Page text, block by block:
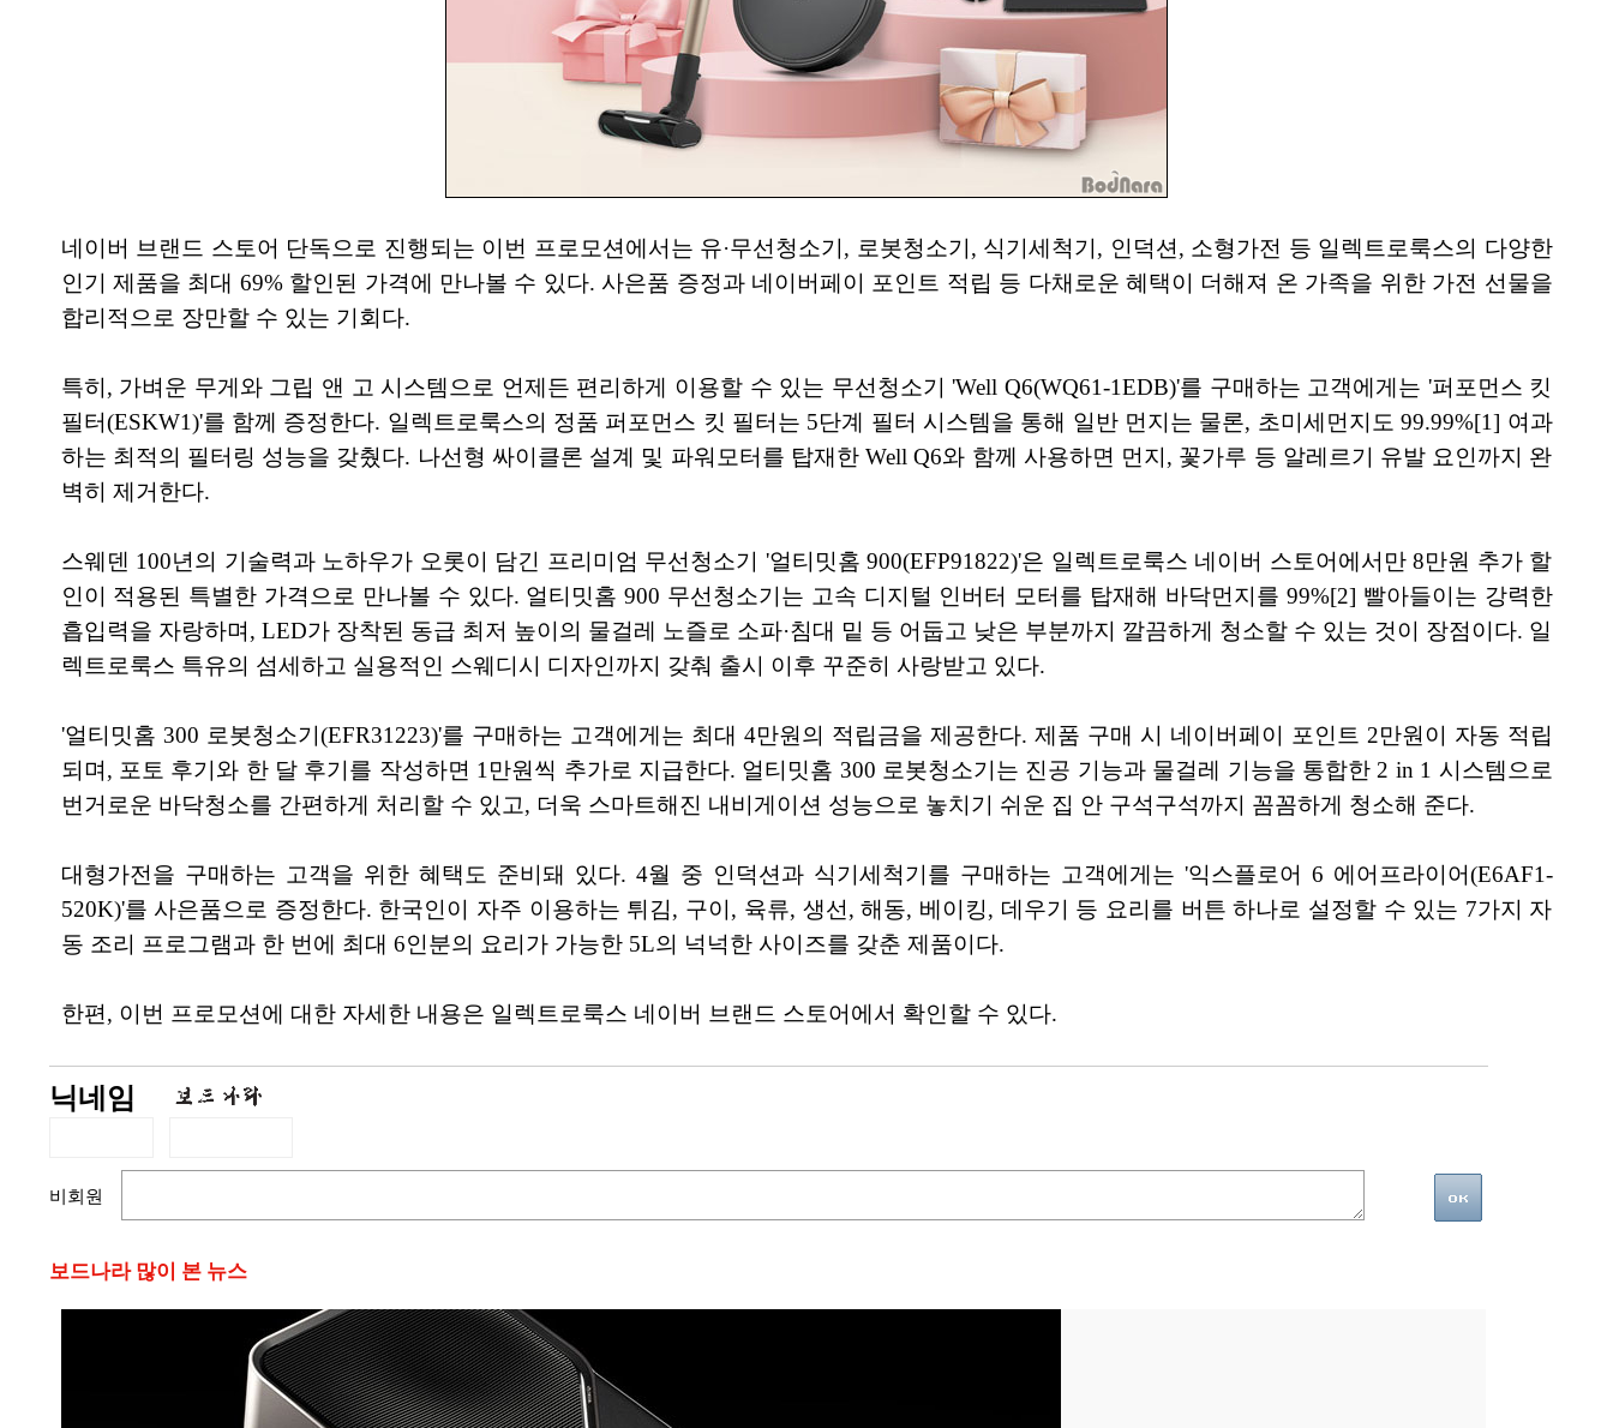
네이버 브랜드 스토어 단독으로 진행되는 이번 프로모션에서는 유·무선청소기, 로봇청소기, 식기세척기, 인덕션, 소형가전 등 일렉트로룩스의 다양한
인기 제품을 최대 69% 할인된 가격에 만나볼 수 있다. 사은품 증정과 네이버페이 포인트 적립 등 다채로운 혜택이 더해져 온 가족을 위한 가전 선물을
합리적으로 장만할 수 있는 기회다.
특히, 가벼운 무게와 그립 앤 고 시스템으로 언제든 편리하게 이용할 수 있는 무선청소기 'Well Q6(WQ61-1EDB)'를 구매하는 고객에게는 '퍼포먼스 킷
필터(ESKW1)'를 함께 증정한다. 일렉트로룩스의 정품 퍼포먼스 킷 필터는 5단계 필터 시스템을 통해 일반 먼지는 물론, 초미세먼지도 99.99%[1] 여과
하는 최적의 필터링 성능을 갖췄다. 나선형 싸이클론 설계 및 파워모터를 탑재한 Well Q6와 함께 사용하면 먼지, 꽃가루 등 알레르기 유발 요인까지 완
벽히 제거한다.
스웨덴 100년의 기술력과 노하우가 오롯이 담긴 프리미엄 무선청소기 '얼티밋홈 900(EFP91822)'은 일렉트로룩스 네이버 스토어에서만 8만원 추가 할
인이 적용된 특별한 가격으로 만나볼 수 있다. 얼티밋홈 900 무선청소기는 고속 디지털 인버터 모터를 탑재해 바닥먼지를 99%[2] 빨아들이는 강력한
흡입력을 자랑하며, LED가 장착된 동급 최저 높이의 물걸레 노즐로 소파·침대 밑 등 어둡고 낮은 부분까지 깔끔하게 청소할 수 있는 것이 장점이다. 일
렉트로룩스 특유의 섬세하고 실용적인 스웨디시 디자인까지 갖춰 출시 이후 꾸준히 사랑받고 있다.
'얼티밋홈 300 로봇청소기(EFR31223)'를 구매하는 고객에게는 최대 4만원의 적립금을 제공한다. 제품 구매 시 네이버페이 포인트 2만원이 자동 적립
되며, 포토 후기와 한 달 후기를 작성하면 1만원씩 추가로 지급한다. 얼티밋홈 300 로봇청소기는 진공 기능과 물걸레 기능을 통합한 2 in 1 시스템으로
번거로운 바닥청소를 간편하게 처리할 수 있고, 더욱 스마트해진 내비게이션 성능으로 놓치기 쉬운 집 안 구석구석까지 꼼꼼하게 청소해 준다.
대형가전을 구매하는 고객을 위한 혜택도 준비돼 있다. 4월 중 인덕션과 식기세척기를 구매하는 고객에게는 '익스플로어 6 에어프라이어(E6AF1-
520K)'를 사은품으로 증정한다. 한국인이 자주 이용하는 튀김, 구이, 육류, 생선, 해동, 베이킹, 데우기 등 요리를 버튼 하나로 설정할 수 있는 7가지 자
동 조리 프로그램과 한 번에 최대 6인분의 요리가 가능한 5L의 넉넉한 사이즈를 갖춘 제품이다.
한편, 이번 프로모션에 대한 자세한 내용은 일렉트로룩스 네이버 브랜드 스토어에서 확인할 수 있다.
닉네임
비회원
보드나라 많이 본 뉴스